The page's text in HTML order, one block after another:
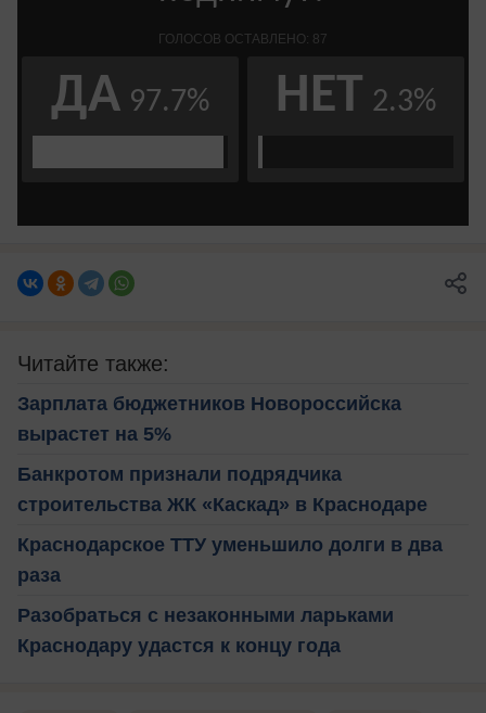
Читайте также:
Зарплата бюджетников Новороссийска
вырастет на 5%
Банкротом признали подрядчика
строительства ЖК «Каскад» в Краснодаре
Краснодарское ТТУ уменьшило долги в два
раза
Разобраться с незаконными ларьками
Краснодару удастся к концу года